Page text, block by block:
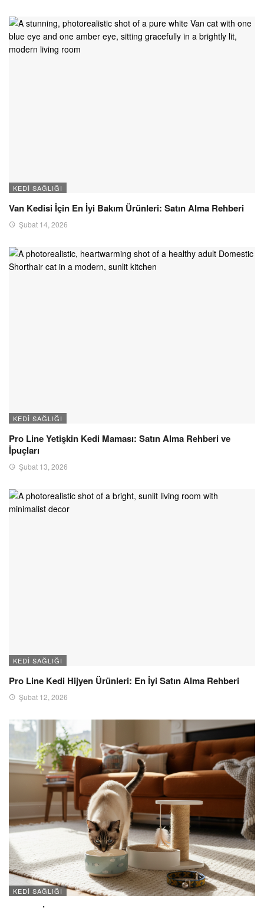
KEDI SAĞLIĞI
Van Kedisi İçin En İyi Bakım Ürünleri: Satın Alma Rehberi
Şubat 14, 2026
KEDI SAĞLIĞI
Pro Line Yetişkin Kedi Maması: Satın Alma Rehberi ve
İpuçları
Şubat 13, 2026
KEDI SAĞLIĞI
Pro Line Kedi Hijyen Ürünleri: En İyi Satın Alma Rehberi
Şubat 12, 2026
KEDI SAĞLIĞI